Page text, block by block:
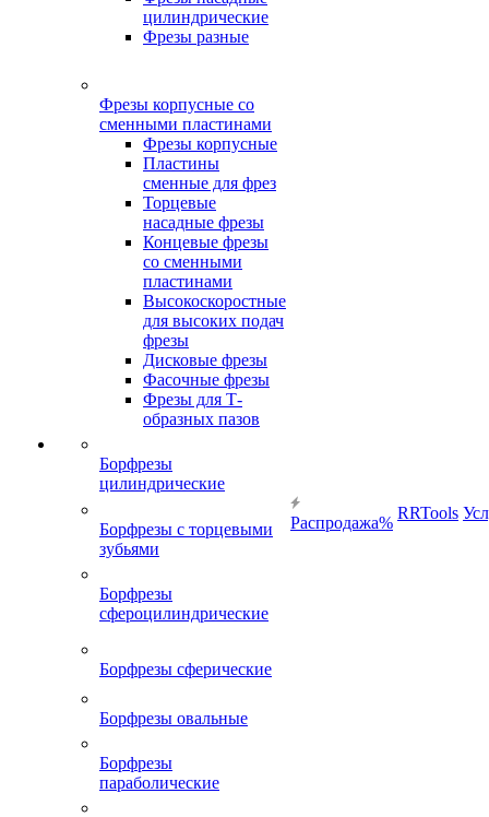
цилиндрические
Фрезы разные
Фрезы корпусные со
сменными пластинами
Фрезы корпусные
Пластины
сменные для фрез
Торцевые
насадные фрезы
Концевые фрезы
со сменными
пластинами
Высокоскоростные
для высоких подач
фрезы
Дисковые фрезы
Фасочные фрезы
Фрезы для Т-
образных пазов
Борфрезы
цилиндрические
Борфрезы с торцевыми
зубьями
Борфрезы
сфероцилиндрические
Борфрезы сферические
Борфрезы овальные
Борфрезы
параболические
Распродажа%
RRTools